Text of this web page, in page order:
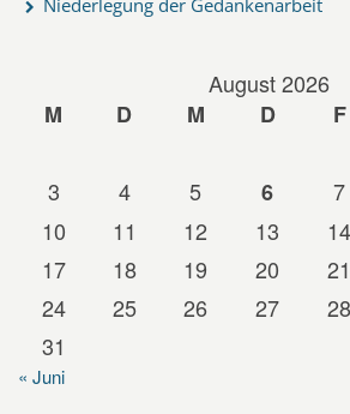
August 2026
M
D M D F
3
4 5 6 7
10
11 12 13 14
17
18 19 20 21
24
25 26 27 28
31
« Juni